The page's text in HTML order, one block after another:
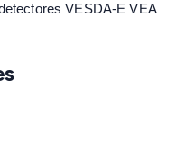
VESDA-E VEA